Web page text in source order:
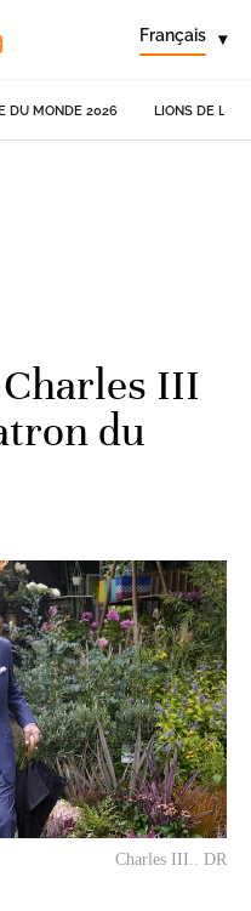
Français ▾
DU MONDE 2026 LIONS DE
III
du
Charles III.. DR